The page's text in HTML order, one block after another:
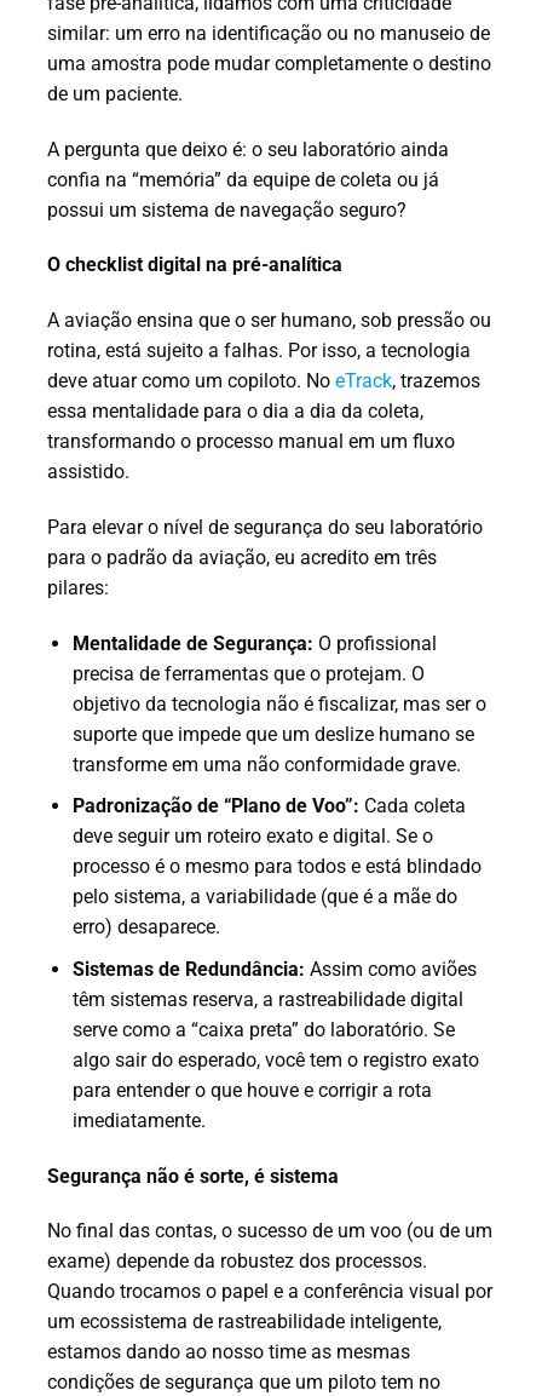
similar: um erro na identificação ou no manuseio de
uma amostra pode mudar completamente o destino
de um paciente.
A pergunta que deixo é: o seu laboratório ainda
confia na “memória” da equipe de coleta ou já
possui um sistema de navegação seguro?
O checklist digital na pré-analítica
A aviação ensina que o ser humano, sob pressão ou
rotina, está sujeito a falhas. Por isso, a tecnologia
deve atuar como um copiloto. No eTrack, trazemos
essa mentalidade para o dia a dia da coleta,
transformando o processo manual em um fluxo
assistido.
Para elevar o nível de segurança do seu laboratório
para o padrão da aviação, eu acredito em três
pilares:
Mentalidade de Segurança: O profissional
precisa de ferramentas que o protejam. O
objetivo da tecnologia não é fiscalizar, mas ser o
suporte que impede que um deslize humano se
transforme em uma não conformidade grave.
Padronização de “Plano de Voo”: Cada coleta
deve seguir um roteiro exato e digital. Se o
processo é o mesmo para todos e está blindado
pelo sistema, a variabilidade (que é a mãe do
erro) desaparece.
Sistemas de Redundância: Assim como aviões
têm sistemas reserva, a rastreabilidade digital
serve como a “caixa preta” do laboratório. Se
algo sair do esperado, você tem o registro exato
para entender o que houve e corrigir a rota
imediatamente.
Segurança não é sorte, é sistema
No final das contas, o sucesso de um voo (ou de um
exame) depende da robustez dos processos.
Quando trocamos o papel e a conferência visual por
um ecossistema de rastreabilidade inteligente,
estamos dando ao nosso time as mesmas
condições de segurança que um piloto tem no